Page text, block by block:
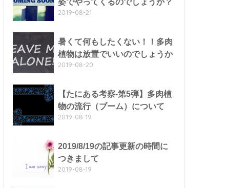
2019-08-21
暑くて何もしたくない！！多肉
植物は放置でいいのでしょうか
2019-08-20
【たにある考察-第5弾】多肉植
物の流行（ブーム）について
2019-08-19
2019/8/19の記事更新の時間に
つきまして
2019-08-19